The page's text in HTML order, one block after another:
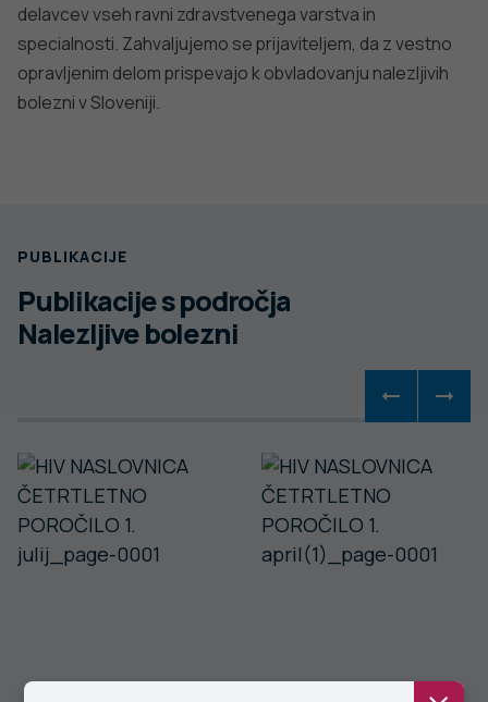
delavcev vseh ravni zdravstvenega varstva in
specialnosti. Zahvaljujemo se prijaviteljem, da z vestno
opravljenim delom prispevajo k obvladovanju nalezljivih
bolezni v Sloveniji.
PUBLIKACIJE
Publikacije s področja
Nalezljive bolezni